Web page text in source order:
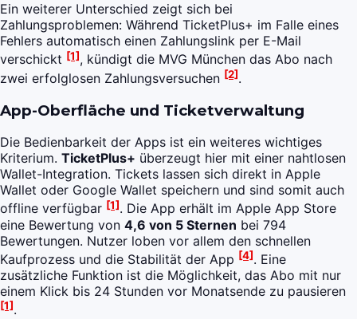
Ein weiterer Unterschied zeigt sich bei
Zahlungsproblemen: Während TicketPlus+ im Falle eines
Fehlers automatisch einen Zahlungslink per E-Mail
verschickt [1], kündigt die MVG München das Abo nach
zwei erfolglosen Zahlungsversuchen [2].
App-Oberfläche und Ticketverwaltung
Die Bedienbarkeit der Apps ist ein weiteres wichtiges
Kriterium. TicketPlus+ überzeugt hier mit einer nahtlosen
Wallet-Integration. Tickets lassen sich direkt in Apple
Wallet oder Google Wallet speichern und sind somit auch
offline verfügbar [1]. Die App erhält im Apple App Store
eine Bewertung von 4,6 von 5 Sternen bei 794
Bewertungen. Nutzer loben vor allem den schnellen
Kaufprozess und die Stabilität der App [4]. Eine
zusätzliche Funktion ist die Möglichkeit, das Abo mit nur
einem Klick bis 24 Stunden vor Monatsende zu pausieren
[1].